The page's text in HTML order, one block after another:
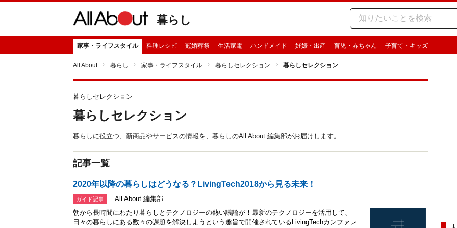
暮らし
家事・ライフスタイル 料理レシピ 冠婚葬祭 生活家電 ハンドメイド 妊娠・出産 育児・赤ちゃん 子育て・キッズ
All About 暮らし 家事・ライフスタイル 暮らしセレクション 暮らしセレクション
暮らしセレクション
暮らしセレクション
暮らしに役立つ、新商品やサービスの情報を、暮らしのAll About 編集部がお届けします。
記事一覧
2020年以降の暮らしはどうなる？LivingTech2018から見る未来！
ガイド記事
All About 編集部
朝から長時間にわたり暮らしとテクノロジーの熱い議論が！最新のテクノロジーを活用して、
日々の暮らしにある数々の課題を解決しようという趣旨で開催されているLivingTechカンファレ